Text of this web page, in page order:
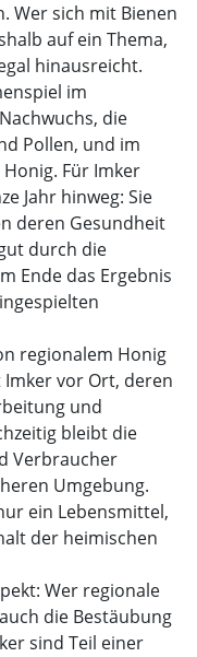
Wer sich mit Bienen
auf ein Thema,
hinausreicht.
im
die
Pollen, und im
Für Imker
Jahr hinweg: Sie
deren Gesundheit
durch die
Ende das Ergebnis
regionalem Honig
vor Ort, deren
und
bleibt die
Verbraucher
Umgebung.
ein Lebensmittel,
der heimischen
Wer regionale
die Bestäubung
sind Teil einer